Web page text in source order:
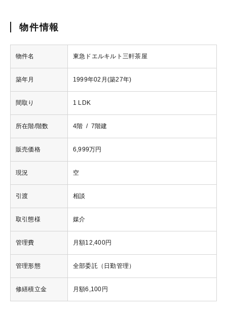
物件情報
物件名 東急ドエルキルト三軒茶屋
築年月 1999年02月(築27年)
間取り 1 LDK
所在階/階数 4階 / 7階建
販売価格 6,999万円
現況 空
引渡 相談
取引態様 媒介
管理費 月額12,400円
管理形態 全部委託（日勤管理）
修繕積立金 月額6,100円